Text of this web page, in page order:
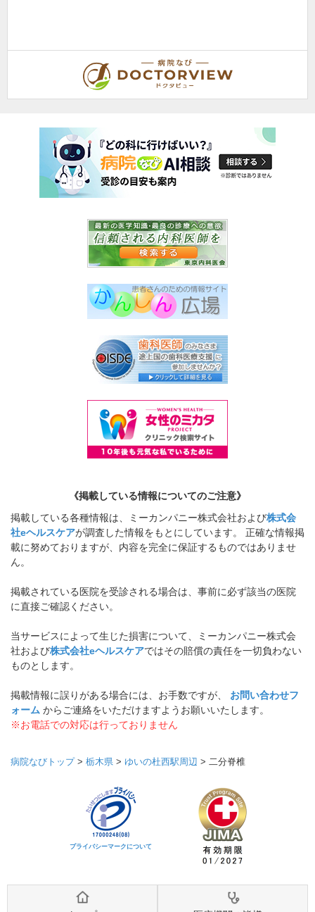
《掲載している情報についてのご注意》
掲載している各種情報は、ミーカンパニー株式会社および株式会
社eヘルスケアが調査した情報をもとにしています。 正確な情報掲
載に努めておりますが、内容を完全に保証するものではありませ
ん。
掲載されている医院を受診される場合は、事前に必ず該当の医院
に直接ご確認ください。
当サービスによって生じた損害について、ミーカンパニー株式会
社および株式会社eヘルスケアではその賠償の責任を一切負わない
ものとします。
掲載情報に誤りがある場合には、お手数ですが、 お問い合わせフ
ォーム からご連絡をいただけますようお願いいたします。
※お電話での対応は行っておりません
病院なびトップ> 栃木県 > ゆいの杜西駅周辺 > 二分脊椎
プライバシーマークについて